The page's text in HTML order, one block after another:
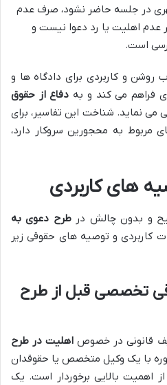
در جلسه حاضر نشود، صرف عدم
عدم اهلیت یا رد دعوا نیست و
است.
روشن و کاربردی برای دادگاه ها و
فراهم می کند و به دفاع از حقوق
می نماید. شناخت این تفاسیر، برای
مربوط به محجورین سروکار دارد،
های کاربردی
و بدون چالش درطرح دعوی به
کاربردی و توصیه های حقوقی زیر
تخصصی قبل از طرح
قانونی در خصوص اهلیت در طرح
با یک وکیل متخصص یا حقوقدان
اهمیت بالایی برخوردار است. یک